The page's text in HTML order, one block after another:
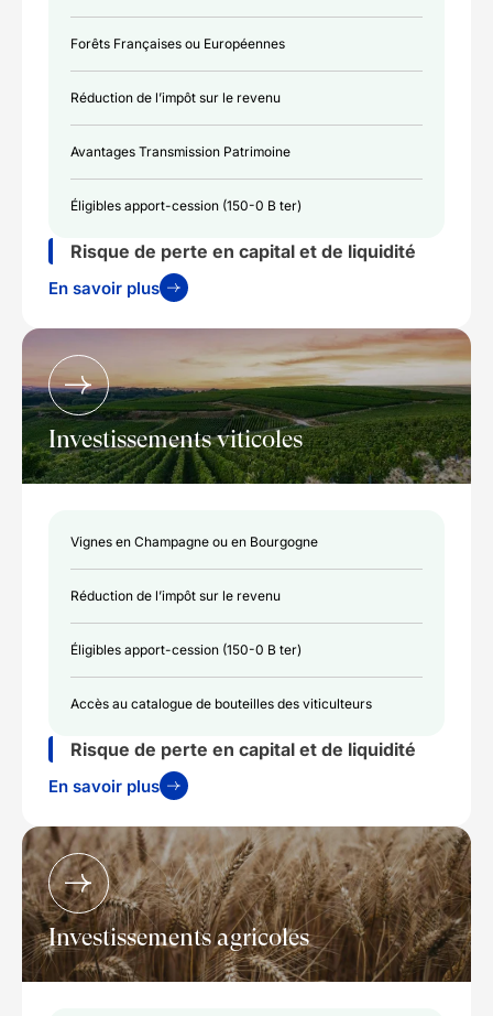
Forêts Françaises ou Européennes
Réduction de l’impôt sur le revenu
Avantages Transmission Patrimoine
Éligibles apport-cession (150-0 B ter)
Risque de perte en capital et de liquidité
En savoir plus
Investissements viticoles
Vignes en Champagne ou en Bourgogne
Réduction de l’impôt sur le revenu
Éligibles apport-cession (150-0 B ter)
Accès au catalogue de bouteilles des viticulteurs
Risque de perte en capital et de liquidité
En savoir plus
Investissements agricoles